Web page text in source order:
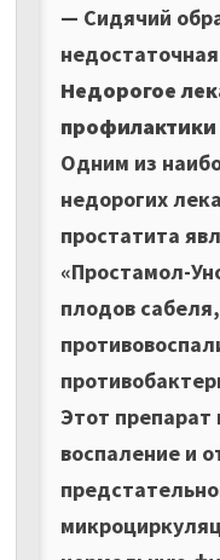
— Сидячий
Недорогое
Одним из
недорогих
простатита
«Простамол-
плодов
Этот
воспаление и